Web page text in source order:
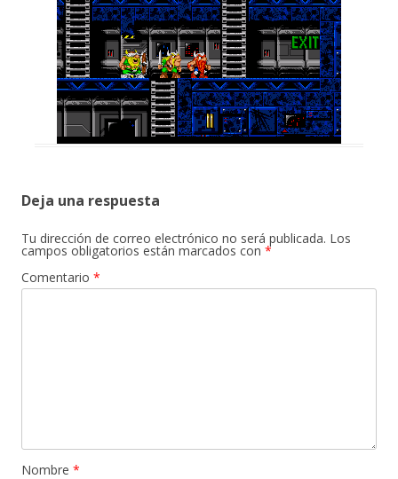
Deja una respuesta
Tu dirección de correo electrónico no será publicada. Los
campos obligatorios están marcados con *
Comentario *
Nombre *